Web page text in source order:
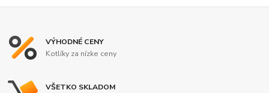
VÝHODNÉ CENY
Kotlíky za nízke ceny
VŠETKO SKLADOM